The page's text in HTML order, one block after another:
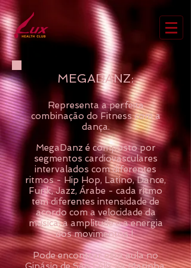
MEGADANZ:
Representa a perfeita
combinação do Fitness com a
dança.
MegaDanz é composto por
segmentos cardiovasculares
intervalados com diferentes
ritmos - Hip Hop, Latino, Dance,
Funk, Jazz, Árabe - cada ritmo
tem diferentes intensidade de
acordo com a velocidade da
música, a amplitude e a energia
dos movimentos !
Pode encontrar esta aula no